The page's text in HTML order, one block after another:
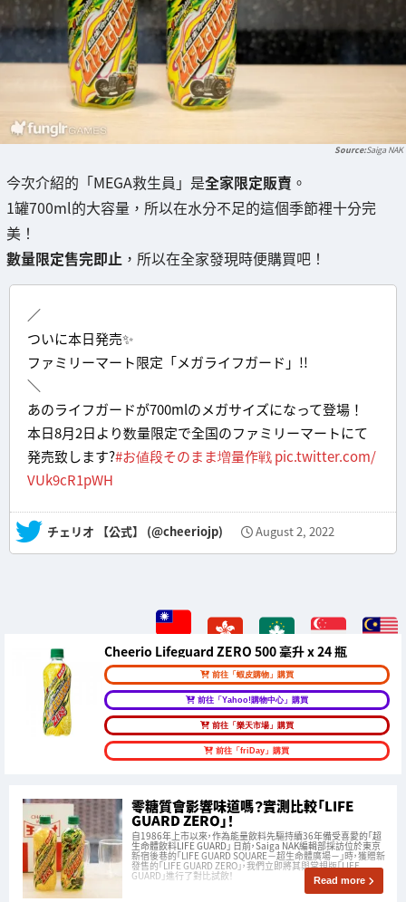
Saiga NAK
今次介紹的「MEGA救生員」是全家限定販賣 。
1罐700ml的大容量，所以在水分不足的這個季節裡十分完
美！
數量限定售完即止 ，所以在全家發現時便購買吧！
／
ついに本日発売✨
ファミリーマート限定「メガライフガード」!!
＼
あのライフガードが700mlのメガサイズになって登場！
本日8月2日より数量限定で全国のファミリーマートにて
発売致します?#お値段そのまま増量作戦pic.twitter.com/
VUk9cR1pWH
— チェリオ 【公式】 (@cheeriojp) August 2, 2022
Cheerio Lifeguard ZERO 500 毫升 x 24 瓶
前往「蝦皮購物」購買
前往「Yahoo!購物中心」購買
前往「樂天市場」購買
前往「friDay」購買
零糖質會影響味道嗎？實測比較「LIFE
GUARD ZERO」！
自1986年上市以來，作為能量飲料先驅持續36年備受喜愛的「超
生命體飲料LIFE GUARD」 日前，Saiga NAK編輯部採訪位於東京
新宿後巷的「LIFE GUARD SQUARE－超生命體廣場－」時，獲贈新
發售的「LIFE GUARD ZERO」，我們立即將其與常規版「LIFE
GUARD」進行了對比試飲！ Read more